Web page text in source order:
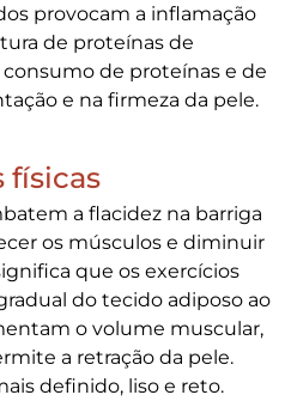
provocam a inflamação
de proteínas de
consumo de proteínas e de
e na firmeza da pele.
físicas
a flacidez na barriga
os músculos e diminuir
que os exercícios
do tecido adiposo ao
o volume muscular,
a retração da pele.
definido, liso e reto.